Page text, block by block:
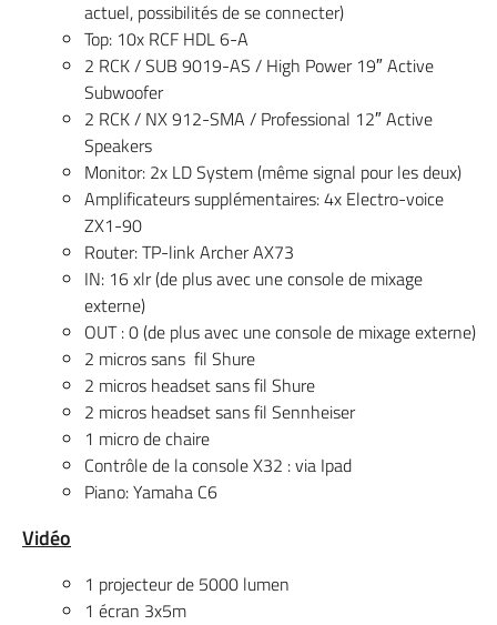
actuel, possibilités de se connecter)
Top: 10x RCF HDL 6-A
2 RCK / SUB 9019-AS / High Power 19″ Active
Subwoofer
2 RCK / NX 912-SMA / Professional 12″ Active
Speakers
Monitor: 2x LD System (même signal pour les deux)
Amplificateurs supplémentaires: 4x Electro-voice
ZX1-90
Router: TP-link Archer AX73
IN: 16 xlr (de plus avec une console de mixage
externe)
OUT : 0 (de plus avec une console de mixage externe)
2 micros sans fil Shure
2 micros headset sans fil Shure
2 micros headset sans fil Sennheiser
1 micro de chaire
Contrôle de la console X32 : via Ipad
Piano: Yamaha C6
Vidéo
1 projecteur de 5000 lumen
1 écran 3x5m